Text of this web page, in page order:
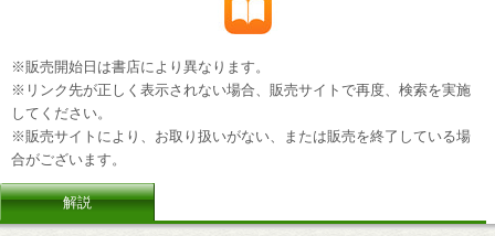
※販売開始日は書店により異なります。
※リンク先が正しく表示されない場合、販売サイトで再度、検索を実施
してください。
※販売サイトにより、お取り扱いがない、または販売を終了している場
合がございます。
解説